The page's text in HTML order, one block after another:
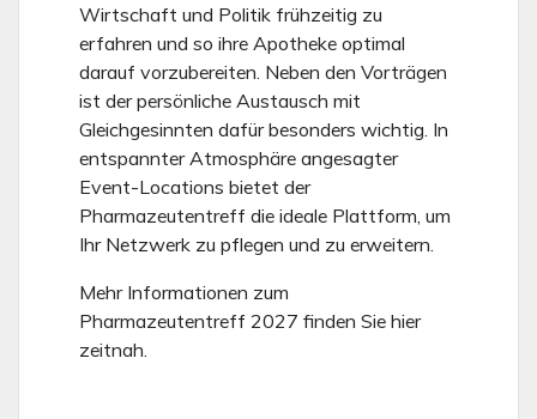
Wirtschaft und Politik frühzeitig zu
erfahren und so ihre Apotheke optimal
darauf vorzubereiten. Neben den Vorträgen
ist der persönliche Austausch mit
Gleichgesinnten dafür besonders wichtig. In
entspannter Atmosphäre angesagter
Event-Locations bietet der
Pharmazeutentreff die ideale Plattform, um
Ihr Netzwerk zu pflegen und zu erweitern.
Mehr Informationen zum
Pharmazeutentreff 2027 finden Sie hier
zeitnah.